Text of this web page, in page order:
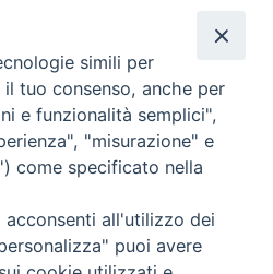
Condividi…
simili per
tuo consenso, anche per
e funzionalità semplici",
"misurazione" e
come specificato nella
all'utilizzo dei
puoi avere